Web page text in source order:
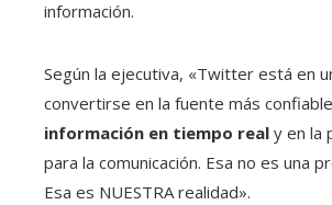
información.
Según la ejecutiva, «Twitter está en
convertirse en la fuente más
información en tiempo real y en la
para la comunicación. Esa no es una
Esa es NUESTRA realidad».